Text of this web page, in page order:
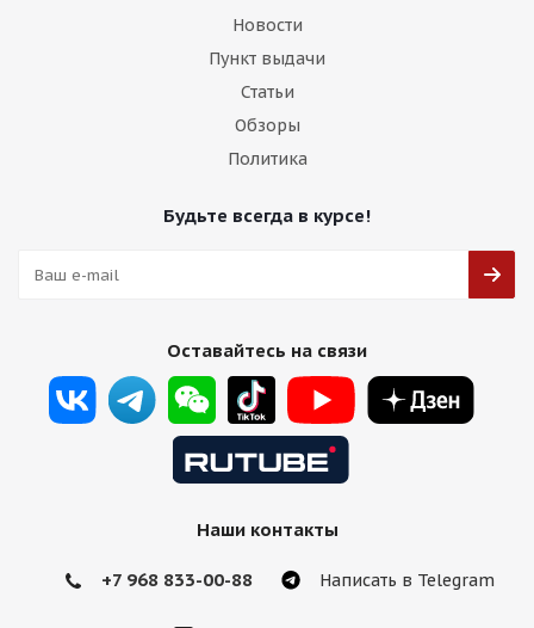
Новости
Пункт выдачи
Статьи
Обзоры
Политика
Будьте всегда в курсе!
Оставайтесь на связи
Наши контакты
+7 968 833-00-88 Написать в Telegram